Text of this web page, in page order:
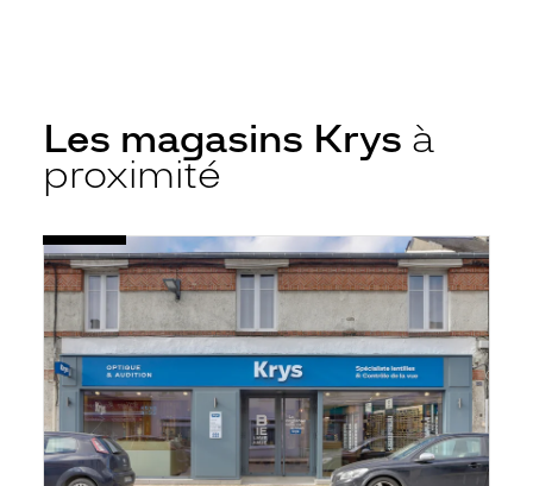
Les magasins Krys à
proximité
Opticien
Lamotte-
Beuvron
-
Krys
Voir
la
fiche